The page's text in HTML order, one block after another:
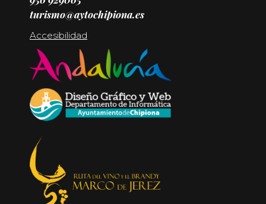
turismo@aytochipiona.es
Accesibilidad